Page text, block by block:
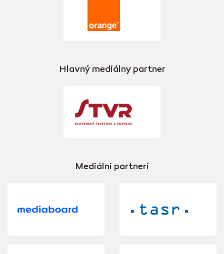
Hlavný mediálny partner
Mediálni partneri